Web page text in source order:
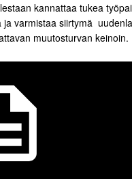
kannattaa tukea
ja varmistaa siirtymä
muutosturvan keinoin.